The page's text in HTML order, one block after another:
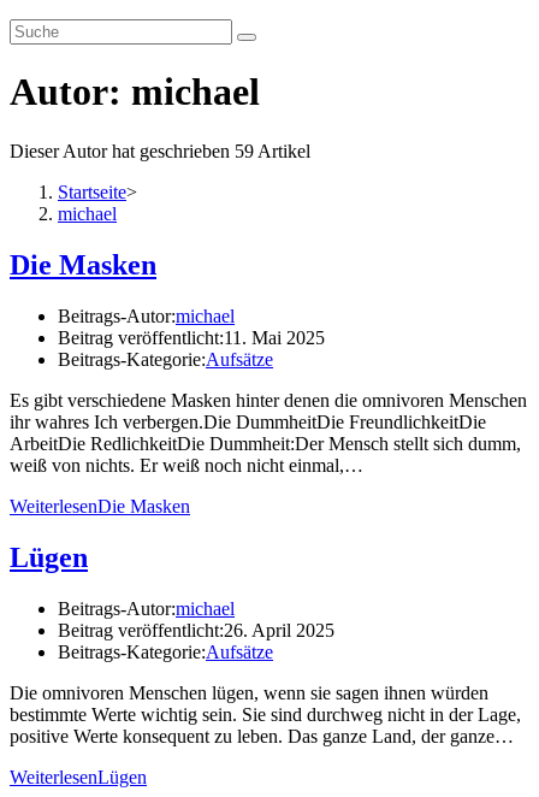
Autor: michael
Dieser Autor hat geschrieben 59 Artikel
Startseite>
michael
Die Masken
Beitrags-Autor:michael
Beitrag veröffentlicht:11. Mai 2025
Beitrags-Kategorie:Aufsätze
Es gibt verschiedene Masken hinter denen die omnivoren Menschen
ihr wahres Ich verbergen.Die DummheitDie FreundlichkeitDie
ArbeitDie RedlichkeitDie Dummheit:Der Mensch stellt sich dumm,
weiß von nichts. Er weiß noch nicht einmal,…
WeiterlesenDie Masken
Lügen
Beitrags-Autor:michael
Beitrag veröffentlicht:26. April 2025
Beitrags-Kategorie:Aufsätze
Die omnivoren Menschen lügen, wenn sie sagen ihnen würden
bestimmte Werte wichtig sein. Sie sind durchweg nicht in der Lage,
positive Werte konsequent zu leben. Das ganze Land, der ganze…
WeiterlesenLügen